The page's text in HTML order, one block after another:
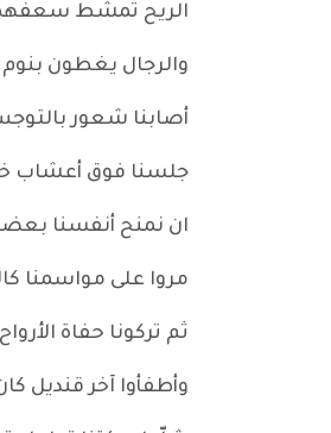
الريح تمشط سعفهما
والرجال يغطون
أصابنا شعور
جلسنا فوق أعشاب
ان نمنح أنفسنا
مروا على مواسمنا
ثم تركونا حفاة
وأطفأوا آخر قنديل